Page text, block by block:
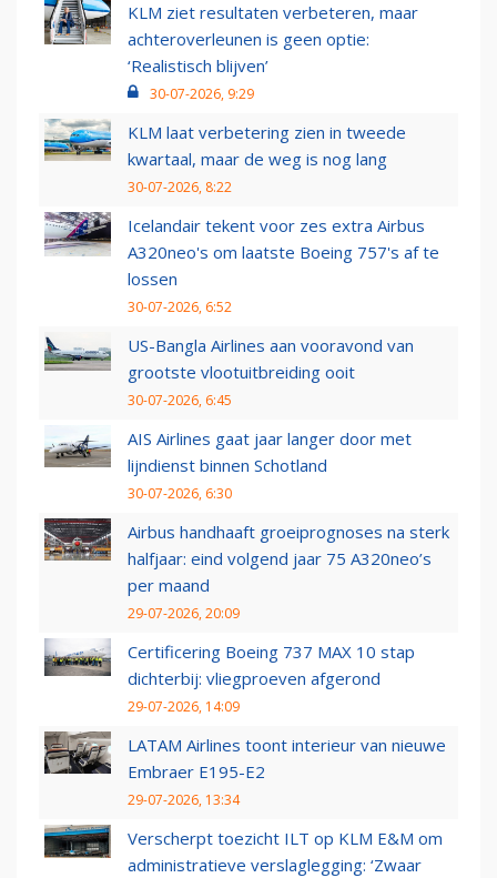
KLM ziet resultaten verbeteren, maar
achteroverleunen is geen optie:
‘Realistisch blijven’
30-07-2026, 9:29
KLM laat verbetering zien in tweede
kwartaal, maar de weg is nog lang
30-07-2026, 8:22
Icelandair tekent voor zes extra Airbus
A320neo's om laatste Boeing 757's af te
lossen
30-07-2026, 6:52
US-Bangla Airlines aan vooravond van
grootste vlootuitbreiding ooit
30-07-2026, 6:45
AIS Airlines gaat jaar langer door met
lijndienst binnen Schotland
30-07-2026, 6:30
Airbus handhaaft groeiprognoses na sterk
halfjaar: eind volgend jaar 75 A320neo’s
per maand
29-07-2026, 20:09
Certificering Boeing 737 MAX 10 stap
dichterbij: vliegproeven afgerond
29-07-2026, 14:09
LATAM Airlines toont interieur van nieuwe
Embraer E195-E2
29-07-2026, 13:34
Verscherpt toezicht ILT op KLM E&M om
administratieve verslaglegging: ‘Zwaar